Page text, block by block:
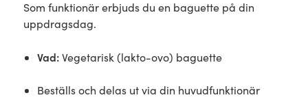
Som funktionär erbjuds du en baguette på din
uppdragsdag.
Vad:Vegetarisk (lakto-ovo) baguette
Beställs och delas ut via din huvudfunktionär